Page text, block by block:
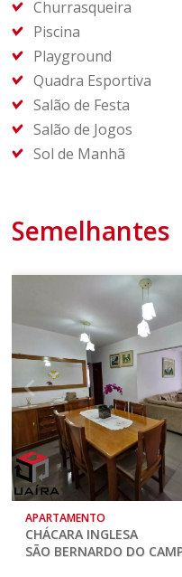
Churrasqueira
Piscina
Playground
Quadra Esportiva
Salão de Festa
Salão de Jogos
Sol de Manhã
Semelhantes
APARTAMENTO
CHÁCARA INGLESA
SÃO BERNARDO DO